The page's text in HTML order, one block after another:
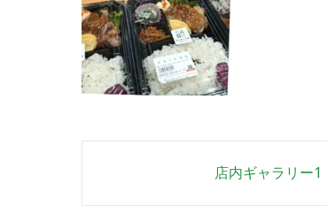
navigation店内ギャラリー1